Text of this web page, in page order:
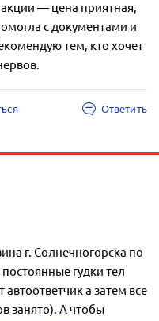
— цена приятная,
с документами и
тем, кто хочет
Ответить
г. Солнечногорска по
гудки тел
а затем все
занято). А чтобы